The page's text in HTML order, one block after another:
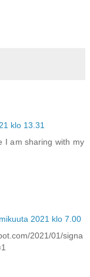
klo 13.31
I am sharing with my
2021 klo 7.00
2021/01/signa